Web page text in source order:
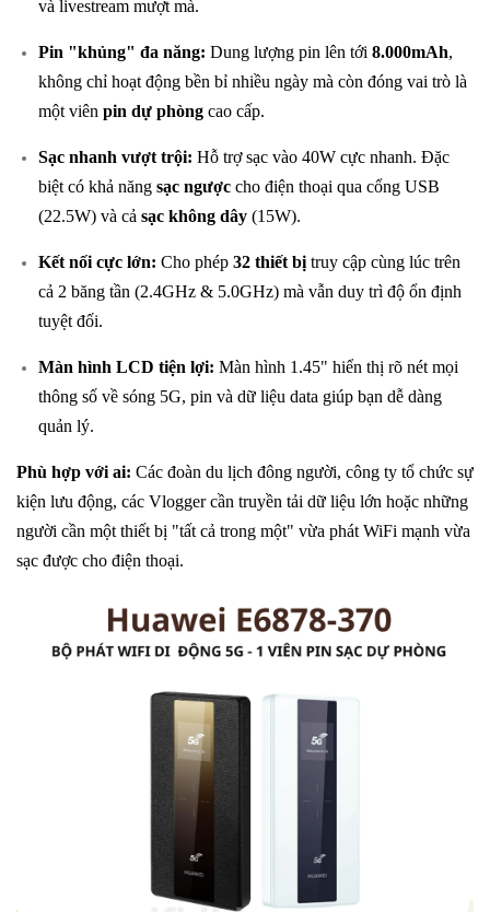
và livestream mượt mà.
Pin "khủng" đa năng: Dung lượng pin lên tới 8.000mAh,
không chỉ hoạt động bền bỉ nhiều ngày mà còn đóng vai trò là
một viên pin dự phòng cao cấp.
Sạc nhanh vượt trội: Hỗ trợ sạc vào 40W cực nhanh. Đặc
biệt có khả năng sạc ngược cho điện thoại qua cổng USB
(22.5W) và cả sạc không dây (15W).
Kết nối cực lớn: Cho phép 32 thiết bị truy cập cùng lúc trên
cả 2 băng tần (2.4GHz & 5.0GHz) mà vẫn duy trì độ ổn định
tuyệt đối.
Màn hình LCD tiện lợi: Màn hình 1.45" hiển thị rõ nét mọi
thông số về sóng 5G, pin và dữ liệu data giúp bạn dễ dàng
quản lý.
Phù hợp với ai: Các đoàn du lịch đông người, công ty tổ chức sự
kiện lưu động, các Vlogger cần truyền tải dữ liệu lớn hoặc những
người cần một thiết bị "tất cả trong một" vừa phát WiFi mạnh vừa
sạc được cho điện thoại.